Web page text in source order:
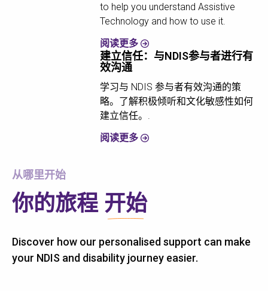
to help you understand Assistive
Technology and how to use it.
阅读更多
建立信任：与NDIS参与者进行有
效沟通
学习与 NDIS 参与者有效沟通的策
略。了解积极倾听和文化敏感性如何
建立信任。.
阅读更多
从哪里开始
你的旅程 开始
Discover how our personalised support can make
your NDIS and disability journey easier.